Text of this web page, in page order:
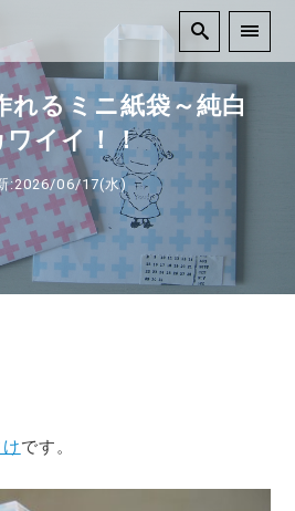
れるミニ紙袋～純白
ワイイ！！
:2026/06/17(水)
です。